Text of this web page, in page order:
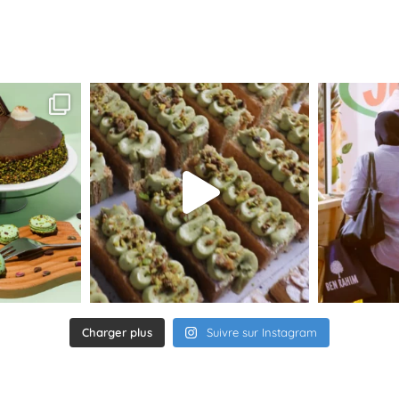
Charger plus Suivre sur Instagram